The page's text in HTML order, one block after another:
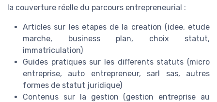
la couverture réelle du parcours entrepreneurial :
Articles sur les etapes de la creation (idee, etude
marche, business plan, choix statut,
immatriculation)
Guides pratiques sur les differents statuts (micro
entreprise, auto entrepreneur, sarl sas, autres
formes de statut juridique)
Contenus sur la gestion (gestion entreprise au